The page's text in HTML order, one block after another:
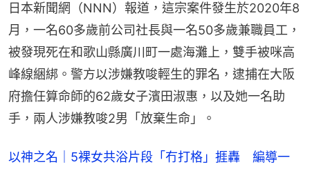
日本新聞網（NNN）報道，這宗案件發生於2020年8
月，一名60多歲前公司社長與一名50多歲兼職員工，
被發現死在和歌山縣廣川町一處海灘上，雙手被咪高
峰線綑綁。警方以涉嫌教唆輕生的罪名，逮捕在大阪
府擔任算命師的62歲女子濱田淑惠，以及她一名助
手，兩人涉嫌教唆2男「放棄生命」。
以神之名｜5裸女共浴片段「冇打格」捱轟 編導一